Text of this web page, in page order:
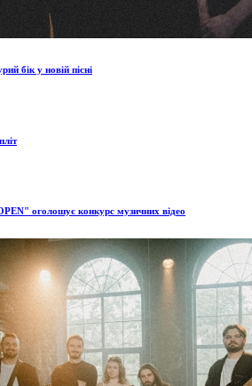
бік у новій пісні
оголошує конкурс музичних відео